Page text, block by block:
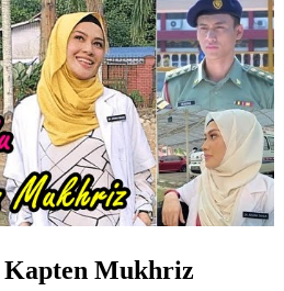
Kapten Mukhriz